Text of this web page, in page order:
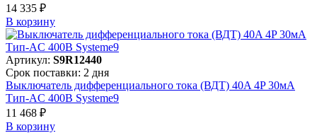
14 335 ₽
В корзинy
Артикул: S9R12440
Срок поставки: 2 дня
Выключатель дифференциального тока (ВДТ) 40A 4P 30мА
Тип-AC 400В Systeme9
11 468 ₽
В корзинy